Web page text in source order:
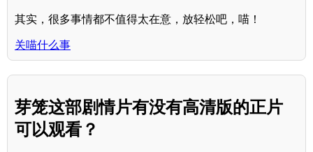
其实，很多事情都不值得太在意，放轻松吧，喵！
关喵什么事
芽笼这部剧情片有没有高清版的正片
可以观看？